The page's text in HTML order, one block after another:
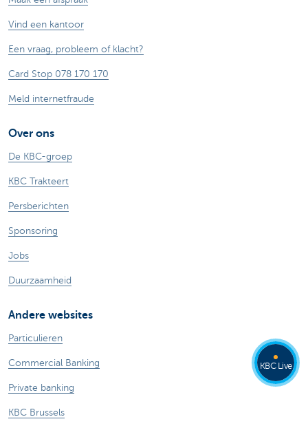
Vind een kantoor
Een vraag, probleem of klacht?
Card Stop 078 170 170
Meld internetfraude
Over ons
De KBC-groep
KBC Trakteert
Persberichten
Sponsoring
Jobs
Duurzaamheid
Andere websites
Particulieren
Commercial Banking
Private banking
KBC Brussels
KBC Live